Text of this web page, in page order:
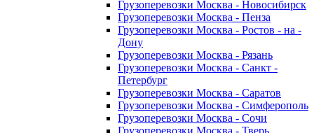
Грузоперевозки Москва - Новосибирск
Грузоперевозки Москва - Пенза
Грузоперевозки Москва - Ростов - на -
Дону
Грузоперевозки Москва - Рязань
Грузоперевозки Москва - Санкт -
Петербург
Грузоперевозки Москва - Саратов
Грузоперевозки Москва - Симферополь
Грузоперевозки Москва - Сочи
Грузоперевозки Москва - Тверь